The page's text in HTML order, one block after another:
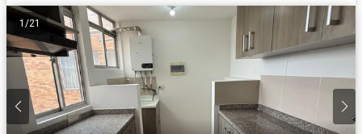
1 /21